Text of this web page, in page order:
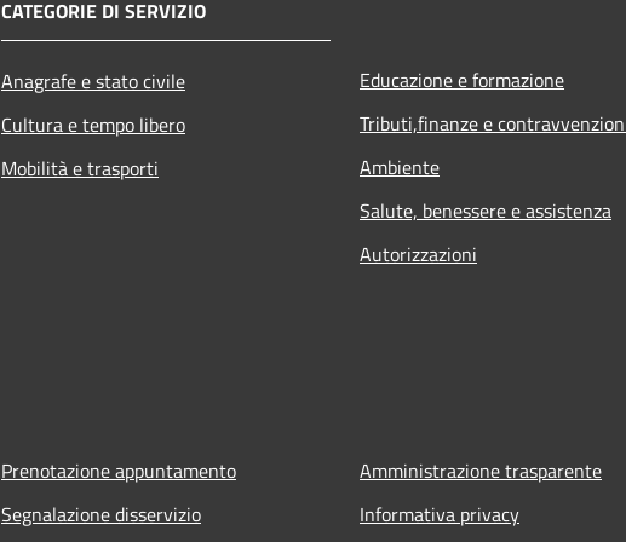
CATEGORIE DI SERVIZIO
Anagrafe e stato civile
Cultura e tempo libero
Mobilità e trasporti
Educazione e formazione
Tributi,finanze e
Ambiente
Salute, benessere e assistenza
Autorizzazioni
Prenotazione appuntamento
Segnalazione disservizio
Amministrazione trasparente
Informativa privacy